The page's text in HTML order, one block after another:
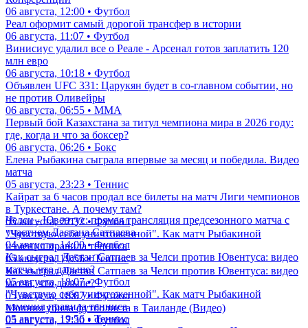
06 августа, 12:00 • Футбол
Реал оформит самый дорогой трансфер в истории
06 августа, 11:07 • Футбол
Винисиус удалил все о Реале - Арсенал готов заплатить 120
млн евро
06 августа, 10:18 • Футбол
Объявлен UFC 331: Царукян будет в со-главном событии, но
не против Оливейры
06 августа, 06:55 • ММА
Первый бой Казахстана за титул чемпиона мира в 2026 году:
где, когда и что за боксер?
06 августа, 06:26 • Бокс
Елена Рыбакина сыграла впервые за месяц и победила. Видео
матча
05 августа, 23:23 • Теннис
Кайрат за 6 часов продал все билеты на матч Лиги чемпионов
в Туркестане. А почему там?
05 августа, 22:32 • Футбол
"Чувствую себя уничтоженной". Как матч Рыбакиной
изменил правила тенниса
05 августа, 19:56 • Теннис
Как сыграл Дастан Сатпаев за Челси против Ювентуса: видео
матча, что дальше?
05 августа, 18:07 • Футбол
Молния убила футболиста в Таиланде (Видео)
05 августа, 17:30 • Футбол
Челси - Ювентус: прямая трансляция предсезонного матча с
участием Дастана Сатпаева
04 августа, 14:00 • Футбол
Как сыграл Дастан Сатпаев за Челси против Ювентуса: видео
матча, что дальше?
05 августа, 18:07 • Футбол
"Чувствую себя уничтоженной". Как матч Рыбакиной
изменил правила тенниса
05 августа, 19:56 • Теннис